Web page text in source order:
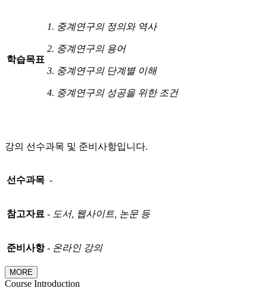
학습목표
1. 중계연구의 정의와 역사
2. 중계연구의 용어
3. 중계연구의 단계별 이해
4. 중계연구의 성공을 위한 조건
강의 선수과목 및 준비사항입니다.
선수과목 -
참고자료 - 도서, 웹사이트 논문 등
준비사항 - 온라인 강의
MORE
Course Introduction